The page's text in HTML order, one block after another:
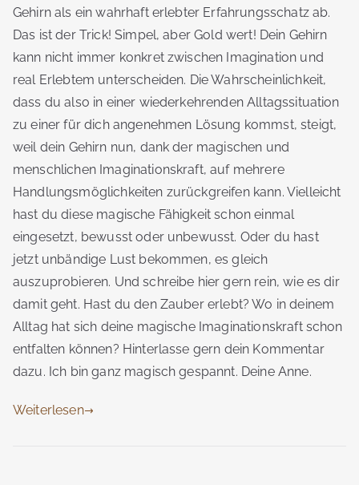
Gehirn als ein wahrhaft erlebter Erfahrungsschatz ab.
Das ist der Trick! Simpel, aber Gold wert! Dein Gehirn
kann nicht immer konkret zwischen Imagination und
real Erlebtem unterscheiden. Die Wahrscheinlichkeit,
dass du also in einer wiederkehrenden Alltagssituation
zu einer für dich angenehmen Lösung kommst, steigt,
weil dein Gehirn nun, dank der magischen und
menschlichen Imaginationskraft, auf mehrere
Handlungsmöglichkeiten zurückgreifen kann. Vielleicht
hast du diese magische Fähigkeit schon einmal
eingesetzt, bewusst oder unbewusst. Oder du hast
jetzt unbändige Lust bekommen, es gleich
auszuprobieren. Und schreibe hier gern rein, wie es dir
damit geht. Hast du den Zauber erlebt? Wo in deinem
Alltag hat sich deine magische Imaginationskraft schon
entfalten können? Hinterlasse gern dein Kommentar
dazu. Ich bin ganz magisch gespannt. Deine Anne.
Weiterlesen